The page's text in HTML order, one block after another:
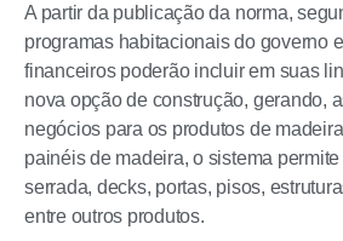
A partir da publicação da norma,
programas habitacionais do governo
financeiros poderão incluir em suas
nova opção de construção, gerando,
negócios para os produtos de
painéis de madeira, o sistema
serrada, decks, portas, pisos,
entre outros produtos.